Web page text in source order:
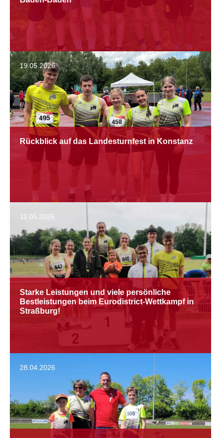
19.05.2026
Rückblick auf das Landesturnfest in Konstanz
11.05.2026
Starke Leistungen und viele persönliche
Bestleistungen beim Eurodistrict-Wettkampf in
Straßburg!
28.04.2026